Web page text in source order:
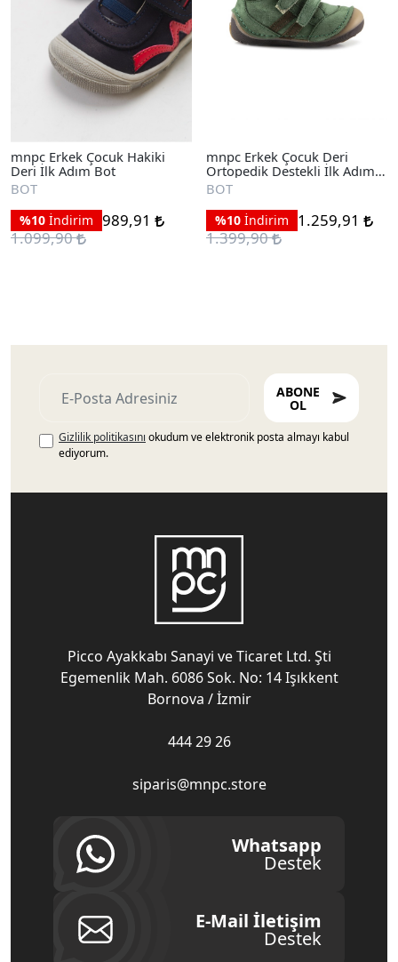
mnpc Erkek Çocuk Hakiki
Deri İlk Adım Bot
BOT
%10 İndirim 989,91
1.099,90
mnpc Erkek Çocuk Deri
Ortopedik Destekli İlk Adım
Bot
BOT
%10 İndirim
1.259,91
1.399,90
ABONE
OL
Gizlilik politikasını okudum ve elektronik posta almayı kabul
ediyorum.
Picco Ayakkabı Sanayi ve Ticaret Ltd. Şti
Egemenlik Mah. 6086 Sok. No: 14 Işıkkent
Bornova / İzmir
444 29 26
siparis@mnpc.store
Whatsapp
Destek
E-Mail İletişim
Destek